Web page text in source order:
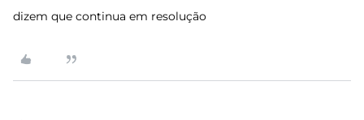
dizem que continua em resolução